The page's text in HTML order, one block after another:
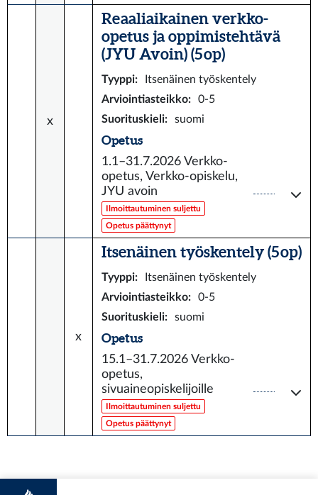
x
Reaaliaikainen verkko-
opetus ja oppimistehtävä
(JYU Avoin) (5 op)
Tyyppi:
Itsenäinen työskentely
Arviointiasteikko:
0-5
Suorituskieli: suomi
Opetus
1.1–31.7.2026 Verkko-
opetus, Verkko-opiskelu,
JYU avoin
Ilmoittautuminen suljettu
Opetus päättynyt
x
Itsenäinen työskentely (5 op)
Tyyppi:
Itsenäinen työskentely
Arviointiasteikko:
0-5
Suorituskieli: suomi
Opetus
15.1–31.7.2026 Verkko-
opetus,
sivuaineopiskelijoille
Ilmoittautuminen suljettu
Opetus päättynyt